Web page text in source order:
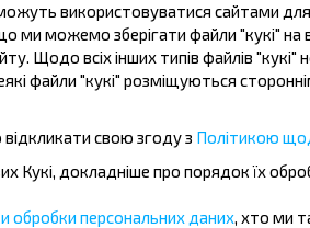
Волковысский р-н
за напрямком Изабелин,
можуть використовуватися сайтами
ми можемо зберігати файли "кукі"
Щодо всіх інших типів файлів
файли "кукі" розміщуються
свою згоду з Політикою
Кукі, докладніше про порядок їх
обробки персональних даних, хто ми